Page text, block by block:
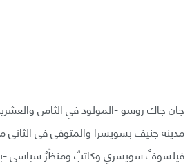
فيلسوفٌ سويسري وكاتبٌ ومنظّرٌ سياسي -